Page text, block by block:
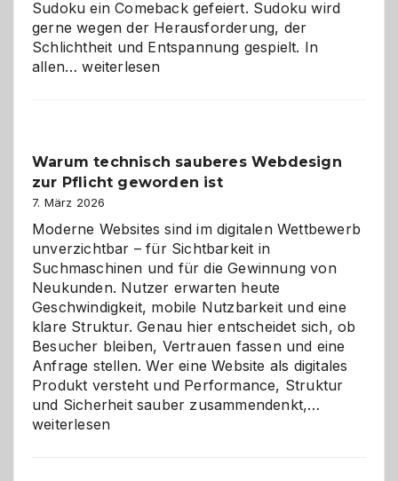
Sudoku ein Comeback gefeiert. Sudoku wird
gerne wegen der Herausforderung, der
Schlichtheit und Entspannung gespielt. In
allen…Sudoku
den
Logikrätseln
weiterlesen
Warum technisch sauberes Webdesign
zur Pflicht geworden ist
7. März 2026
Moderne Websites sind im digitalen Wettbewerb
unverzichtbar – für Sichtbarkeit in
Suchmaschinen und für die Gewinnung von
Neukunden. Nutzer erwarten heute
Geschwindigkeit, mobile Nutzbarkeit und eine
klare Struktur. Genau hier entscheidet sich, ob
Besucher bleiben, Vertrauen fassen und eine
Anfrage stellen. Wer eine Website als digitales
Produkt versteht und Performance, Struktur
und Sicherheit sauber zusammendenkt,…
weiterlesen